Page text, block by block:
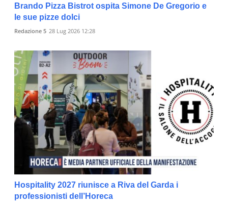
Brando Pizza Bistrot ospita Simone De Gregorio e
le sue pizze dolci
Redazione 5 28 Lug 2026 12:28
Hospitality 2027 riunisce a Riva del Garda i
professionisti dell’Horeca